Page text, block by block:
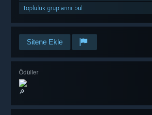
Topluluk gruplarını bul
Sitene Ekle
Ödüller
🔎